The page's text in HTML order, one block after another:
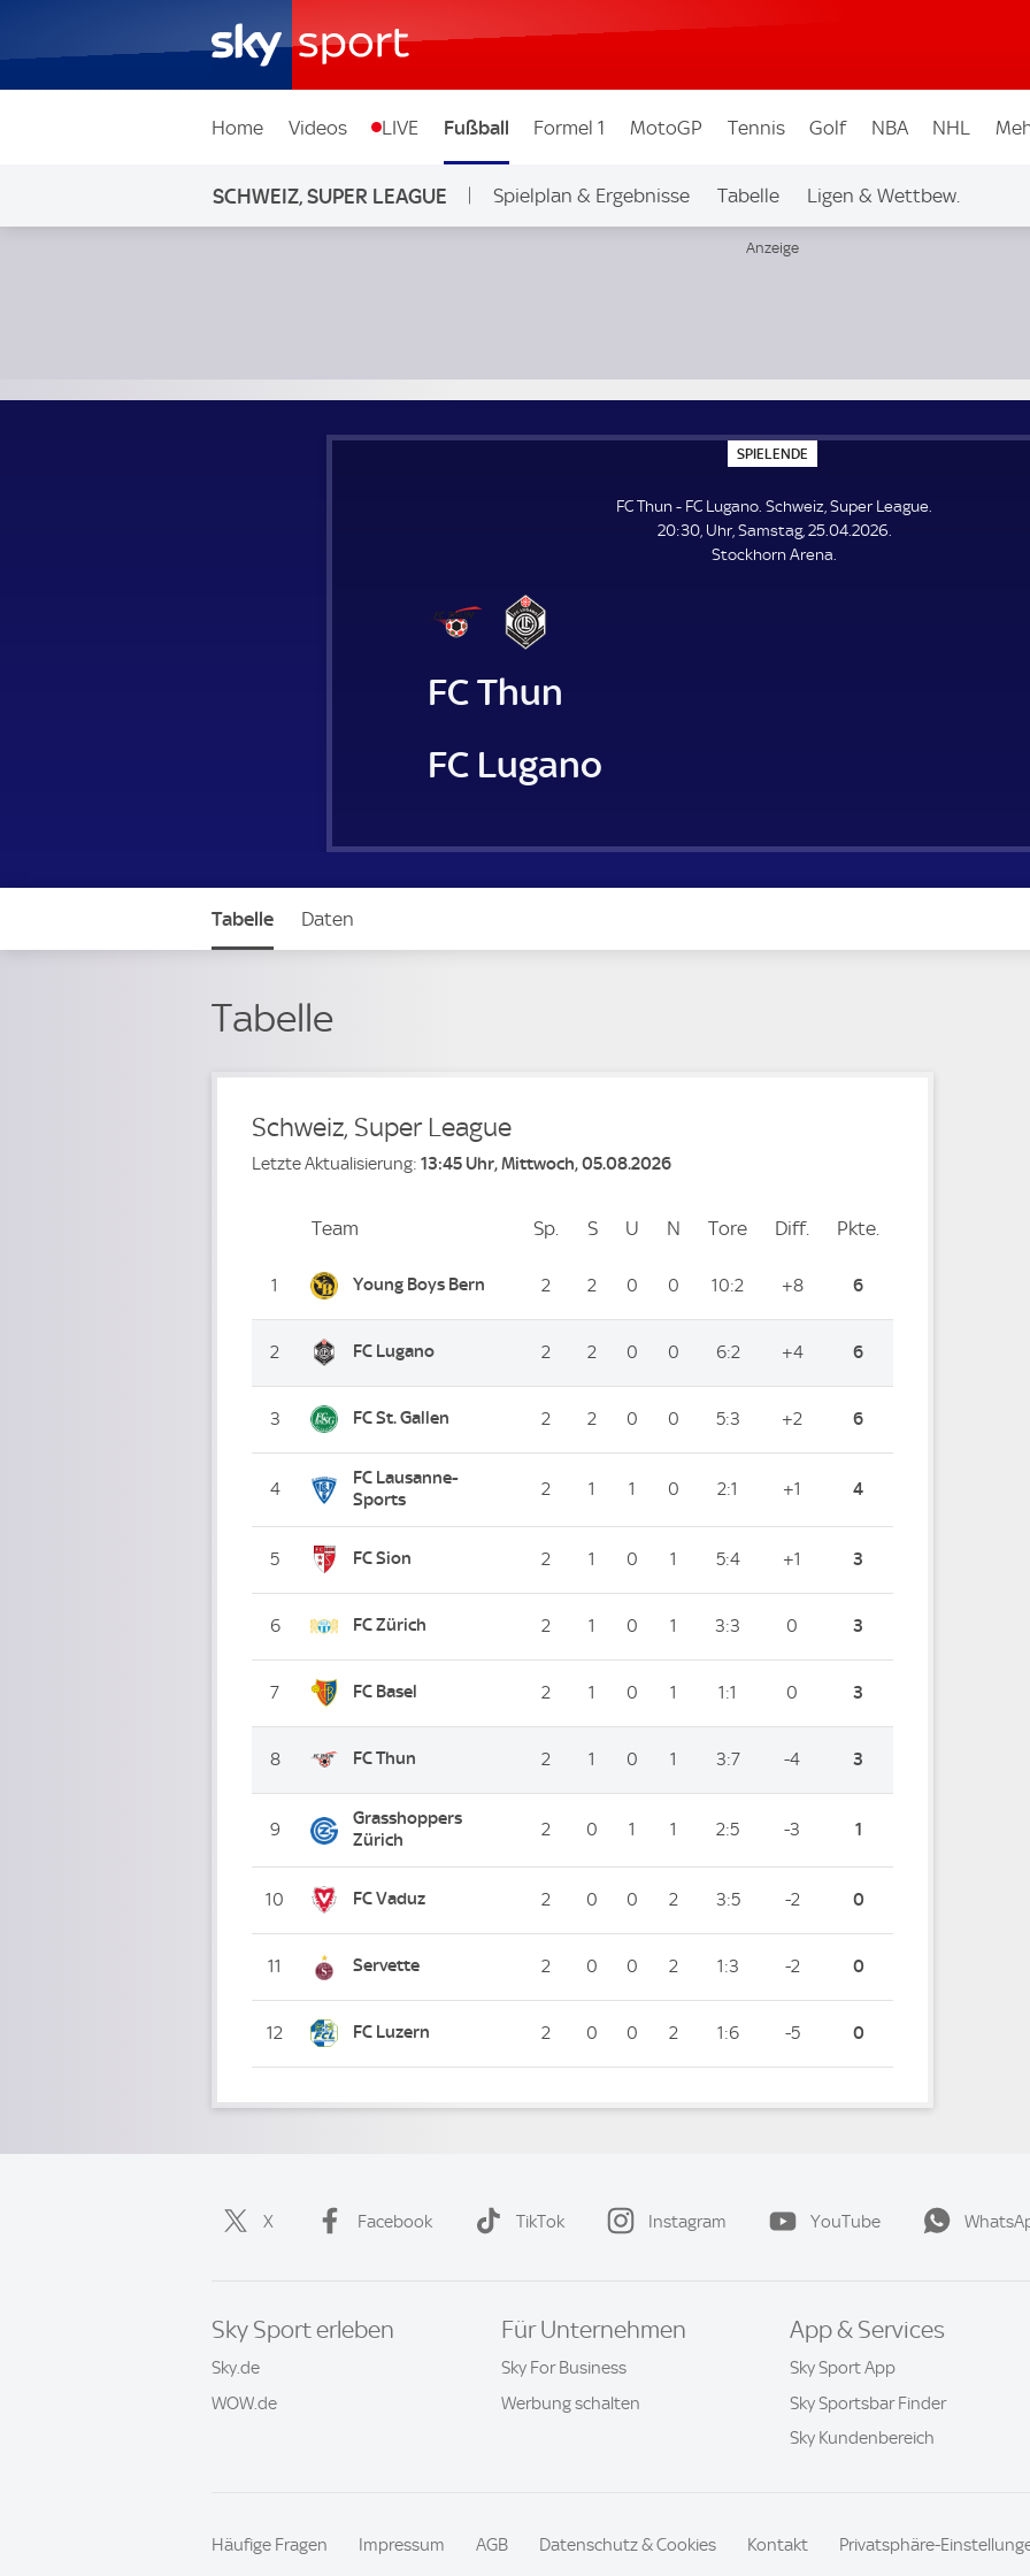
Home Videos LIVE Fußball Formel 1 MotoGP Tennis Golf NBA NHL
SCHWEIZ, SUPER LEAGUE Spielplan & Ergebnisse Tabelle Ligen & Wettbew.
SPIELENDE
P
E
L
E
N
FC Thun - FC Lugano. Schweiz, Super League.
20:30, Uhr, Samstag, 25.04.2026.
Stockhorn Arena.
FC Thun
FC Lugano
Tabelle Daten
Tabelle
Schweiz, Super League
Letzte Aktualisierung: 13:45 Uhr, Mittwoch, 05.08.2026
PlatzTeam Sp. Spiele
SSiege
U Unentschieden
N Niederlagen
Tore ToreDiff. Differenz
Pkte.
1 Young Boys Bern 2 2 0 0 10:2 +8 6
2 FC Lugano 2 2 0 0 6:2 +4 6
3 FC St. Gallen 2 2 0 0 5:3 +2 6
4
FC Lausanne-
Sports
2 1 1 0 2:1 +1 4
5 FC Sion 2 1 0 1 5:4 +1 3
6 FC Zürich 2 1 0 1 3:3 0 3
7 FC Basel 2 1 0 1 1:1 0 3
8 FC Thun 2 1 0 1 3:7 -4 3
9
Grasshoppers
Zürich
2 0 1 1 2:5 -3 1
10 FC Vaduz 2 0 0 2 3:5 -2 0
11 Servette 2 0 0 2 1:3 -2 0
12 FC Luzern 2 0 0 2 1:6 -5 0
X Facebook TikTok Instagram YouTube
Sky Sport erleben
Sky.de
WOW.de
Für Unternehmen
Sky For Business
Werbung schalten
App & Services
Sky Sport App
Sky Sportsbar Finder
Sky Kundenbereich
Häufige Fragen Impressum AGB Datenschutz & Cookies Kontakt Privatsphäre-